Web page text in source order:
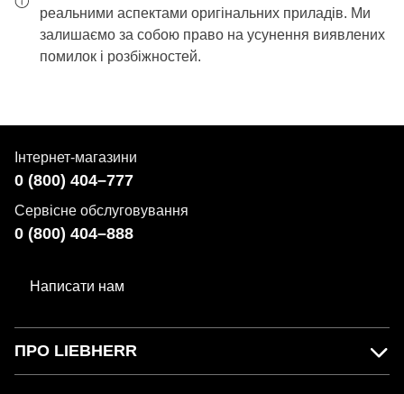
реальними аспектами оригінальних приладів. Ми
залишаємо за собою право на усунення виявлених
помилок і розбіжностей.
Інтернет-магазини
0 (800) 404–777
Сервісне обслуговування
0 (800) 404–888
Написати нам
ПРО LIEBHERR